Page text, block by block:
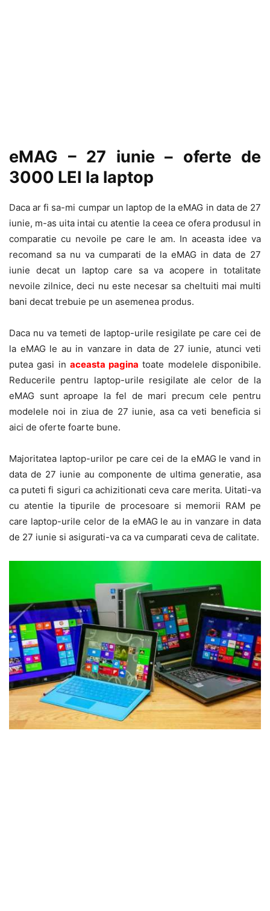
eMAG – 27 iunie – oferte de
3000 LEI la laptop
Daca ar fi sa-mi cumpar un laptop de la eMAG in data de 27
iunie, m-as uita intai cu atentie la ceea ce ofera produsul in
comparatie cu nevoile pe care le am. In aceasta idee va
recomand sa nu va cumparati de la eMAG in data de 27
iunie decat un laptop care sa va acopere in totalitate
nevoile zilnice, deci nu este necesar sa cheltuiti mai multi
bani decat trebuie pe un asemenea produs.
Daca nu va temeti de laptop-urile resigilate pe care cei de
la eMAG le au in vanzare in data de 27 iunie, atunci veti
putea gasi in aceasta pagina toate modelele disponibile.
Reducerile pentru laptop-urile resigilate ale celor de la
eMAG sunt aproape la fel de mari precum cele pentru
modelele noi in ziua de 27 iunie, asa ca veti beneficia si
aici de oferte foarte bune.
Majoritatea laptop-urilor pe care cei de la eMAG le vand in
data de 27 iunie au componente de ultima generatie, asa
ca puteti fi siguri ca achizitionati ceva care merita. Uitati-va
cu atentie la tipurile de procesoare si memorii RAM pe
care laptop-urile celor de la eMAG le au in vanzare in data
de 27 iunie si asigurati-va ca va cumparati ceva de calitate.